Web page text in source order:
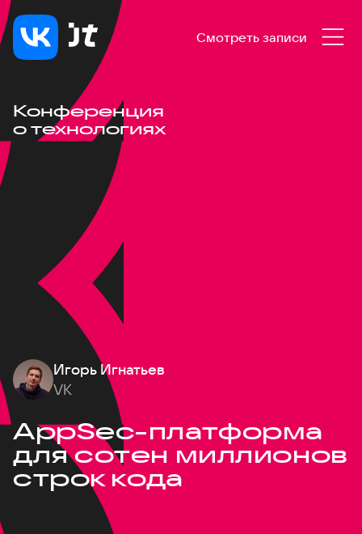
Смотреть записи
Конференция
о технологиях
Игорь Игнатьев
VK
AppSec-платформа
для сотен миллионов
строк кода